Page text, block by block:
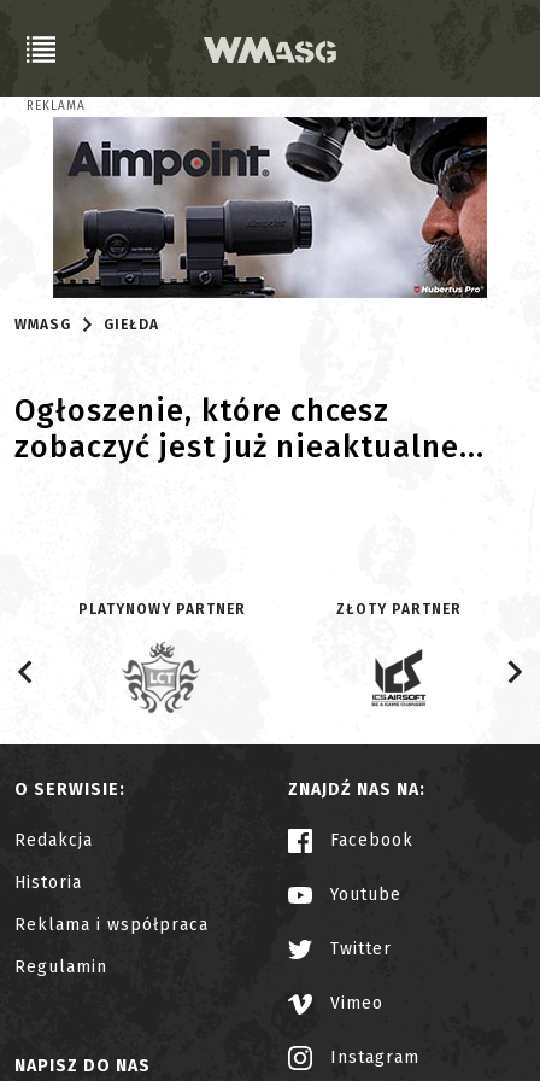
REKLAMA
WMASG GIEŁDA
Ogłoszenie, które chcesz
zobaczyć jest już nieaktualne...
PLATYNOWY PARTNER ZŁOTY PARTNER
O SERWISIE:
Redakcja
Historia
Reklama i współpraca
Regulamin
ZNAJDŹ NAS NA:
Facebook
Youtube
Twitter
Vimeo
Instagram
NAPISZ DO NAS